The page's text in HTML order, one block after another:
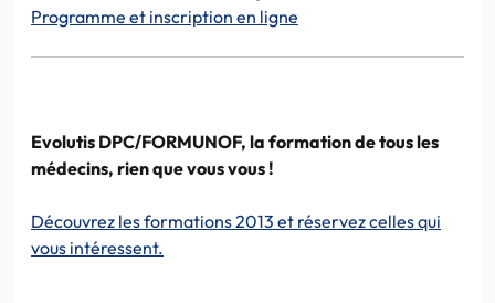
Programme et inscription en ligne
Evolutis DPC/FORMUNOF, la formation de tous les
médecins, rien que vous vous !
Découvrez les formations 2013 et réservez celles qui
vous intéressent.